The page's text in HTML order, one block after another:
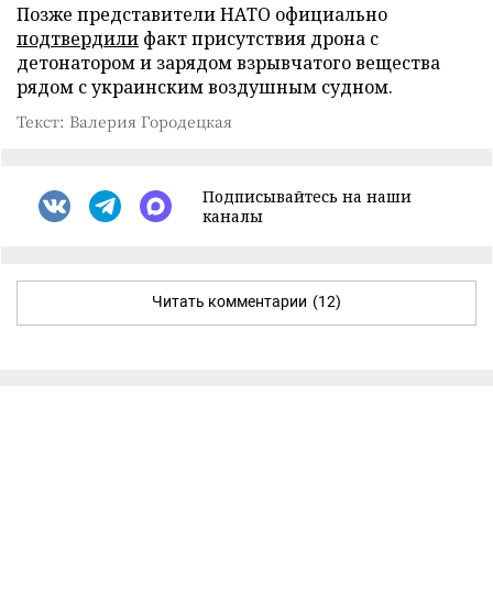
Позже представители НАТО официально
подтвердили факт присутствия дрона с
детонатором и зарядом взрывчатого вещества
рядом с украинским воздушным судном.
Текст: Валерия Городецкая
Подписывайтесь на наши
каналы
Читать комментарии (12)